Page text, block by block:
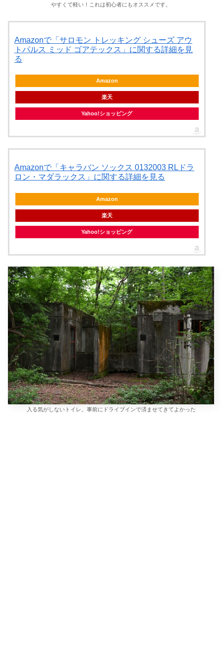
やすくて軽い！これは初心者にもオススメです。
Amazonで「サロモン トレッキング シューズ アウ
トパルス ミッド ゴアテックス」に関する詳細を見
る
Amazon
楽天
Yahoo!ショッピング
Amazonで「キャラバン ソックス 0132003 RLドラ
ロン・マダラックス」に関する詳細を見る
Amazon
楽天
Yahoo!ショッピング
入る気がしないトイレ。事前にドライブインで済ませてきてよかった